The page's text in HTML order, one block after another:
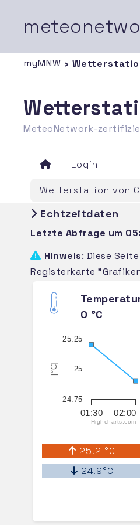
myMNW ›
MeteoNetwork-
Login
Wetterstation von
Echtzeitdaten
Letzte Abfrage um
Hinweis: Diese
Registerkarte
0 °C
[°C]
01:30 02:00
24.75
25
25.25
Highcharts.com
25.2 °C
24.9°C